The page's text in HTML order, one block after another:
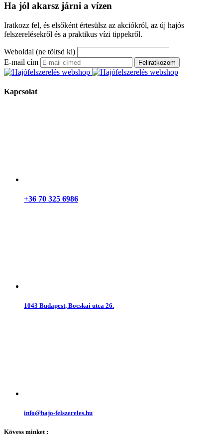
Ha jól akarsz járni a vízen
Iratkozz fel, és elsőként értesülsz az akciókról, az új hajós
felszerelésekről és a praktikus vízi tippekről.
Weboldal (ne töltsd ki)
E-mail cím
Feliratkozom
Kapcsolat
+36 70 325 6986
1043 Budapest, Bocskai utca 26.
info@hajo-felszereles.hu
Kövess minket :